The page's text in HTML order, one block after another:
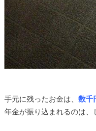
手元に残ったお金は、 数千
年金が振り込まれるのは、